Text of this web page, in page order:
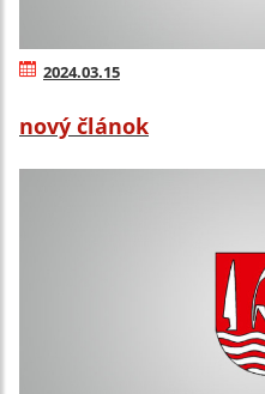
2024.03.15
nový článok